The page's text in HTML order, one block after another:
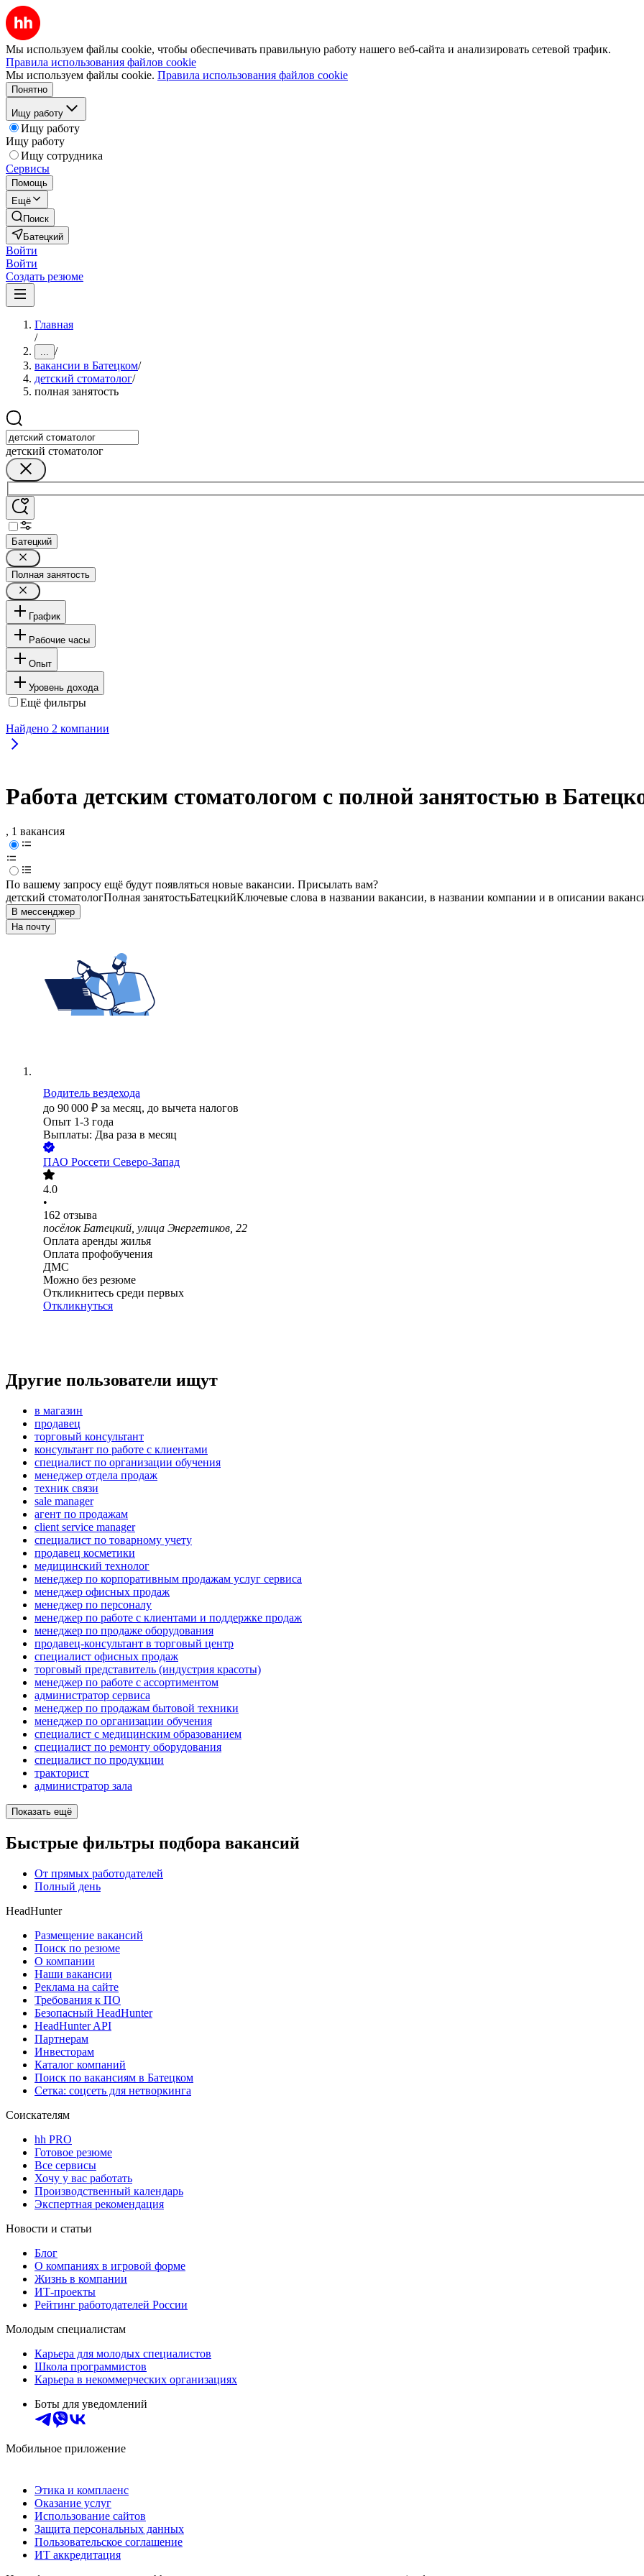
Мы используем файлы cookie, чтобы обеспечивать правильную работу нашего веб-сайта и анализировать сетевой трафик.
Правила использования файлов cookie
Мы используем файлы cookie. Правила использования файлов cookie
Понятно
Ищу работу
Ищу работу
Ищу работу
Ищу сотрудника
Сервисы
Помощь
Ещё
Поиск
Батецкий
Войти
Войти
Создать резюме
Главная
/
... /
вакансии в Батецком/
детский стоматолог/
полная занятость
детский стоматолог
Батецкий
Полная занятость
График
Рабочие часы
Опыт
Уровень дохода
Ещё фильтры
Найдено 2 компании
Работа детским стоматологом с полной занятостью в
, 1 вакансия
По вашему запросу ещё будут появляться новые вакансии. Присылать вам?
детский стоматологПолная занятостьБатецкийКлючевые слова в названии вакансии, в названии компании и в описании
В мессенджер
На почту
Водитель вездехода
до 90 000 ₽ за месяц, до вычета налогов
Опыт 1-3 года
Выплаты: Два раза в месяц
ПАО Россети Северо-Запад
4.0
•
162 отзыва
посёлок Батецкий, улица Энергетиков, 22
Оплата аренды жилья
Оплата профобучения
ДМС
Можно без резюме
Откликнитесь среди первых
Откликнуться
Другие пользователи ищут
в магазин
продавец
торговый консультант
консультант по работе с клиентами
специалист по организации обучения
менеджер отдела продаж
техник связи
sale manager
агент по продажам
client service manager
специалист по товарному учету
продавец косметики
медицинский технолог
менеджер по корпоративным продажам услуг сервиса
менеджер офисных продаж
менеджер по персоналу
менеджер по работе с клиентами и поддержке продаж
менеджер по продаже оборудования
продавец-консультант в торговый центр
специалист офисных продаж
торговый представитель (индустрия красоты)
менеджер по работе с ассортиментом
администратор сервиса
менеджер по продажам бытовой техники
менеджер по организации обучения
специалист с медицинским образованием
специалист по ремонту оборудования
специалист по продукции
тракторист
администратор зала
Показать ещё
Быстрые фильтры подбора вакансий
От прямых работодателей
Полный день
HeadHunter
Размещение вакансий
Поиск по резюме
О компании
Наши вакансии
Реклама на сайте
Требования к ПО
Безопасный HeadHunter
HeadHunter API
Партнерам
Инвесторам
Каталог компаний
Поиск по вакансиям в Батецком
Сетка: соцсеть для нетворкинга
Соискателям
hh PRO
Готовое резюме
Все сервисы
Хочу у вас работать
Производственный календарь
Экспертная рекомендация
Новости и статьи
Блог
О компаниях в игровой форме
Жизнь в компании
ИТ-проекты
Рейтинг работодателей России
Молодым специалистам
Карьера для молодых специалистов
Школа программистов
Карьера в некоммерческих организациях
Боты для уведомлений
Мобильное приложение
Этика и комплаенс
Оказание услуг
Использование сайтов
Защита персональных данных
Пользовательское соглашение
ИТ аккредитация